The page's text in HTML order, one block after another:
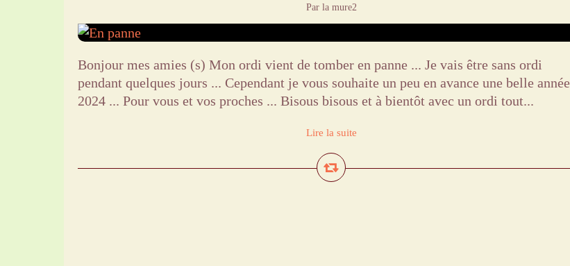
Par la mure2
Bonjour mes amies (s) Mon ordi vient de tomber en panne ... Je vais être sans ordi
pendant quelques jours ... Cependant je vous souhaite un peu en avance une belle année
2024 ... Pour vous et vos proches ... Bisous bisous et à bientôt avec un ordi tout...
Lire la suite